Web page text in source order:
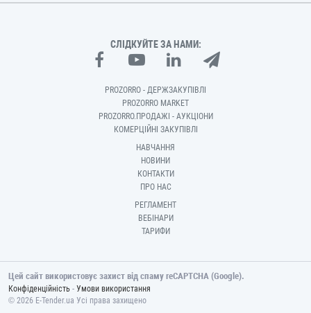
СЛІДКУЙТЕ ЗА НАМИ:
PROZORRO - ДЕРЖЗАКУПІВЛІ
PROZORRO MARKET
PROZORRO.ПРОДАЖІ - АУКЦІОНИ
КОМЕРЦІЙНІ ЗАКУПІВЛІ
НАВЧАННЯ
НОВИНИ
КОНТАКТИ
ПРО НАС
РЕГЛАМЕНТ
ВЕБІНАРИ
ТАРИФИ
Цей сайт використовує захист від спаму reCAPTCHA (Google).
Конфіденційність - Умови використання
© 2026 E-Tender.ua Усі права захищено